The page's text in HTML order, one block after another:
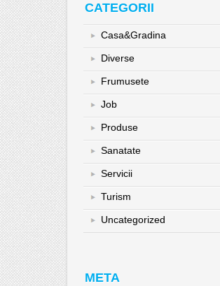
CATEGORII
Casa&Gradina
Diverse
Frumusete
Job
Produse
Sanatate
Servicii
Turism
Uncategorized
META